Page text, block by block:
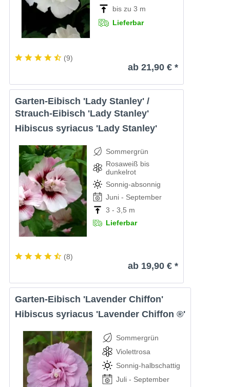
bis zu 3 m
Lieferbar
(9)
ab 21,90 € *
Garten-Eibisch 'Lady Stanley' /
Strauch-Eibisch 'Lady Stanley'
Hibiscus syriacus 'Lady Stanley'
Sommergrün
Rosaweiß bis
dunkelrot
Sonnig-absonnig
Juni - September
3 - 3,5 m
Lieferbar
(8)
ab 19,90 € *
Garten-Eibisch 'Lavender Chiffon'
Hibiscus syriacus 'Lavender Chiffon ®'
Sommergrün
Violettrosa
Sonnig-halbschattig
Juli - September